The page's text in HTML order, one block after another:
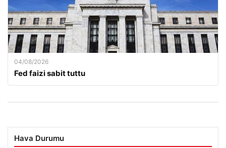
04/08/2026
Fed faizi sabit tuttu
Hava Durumu